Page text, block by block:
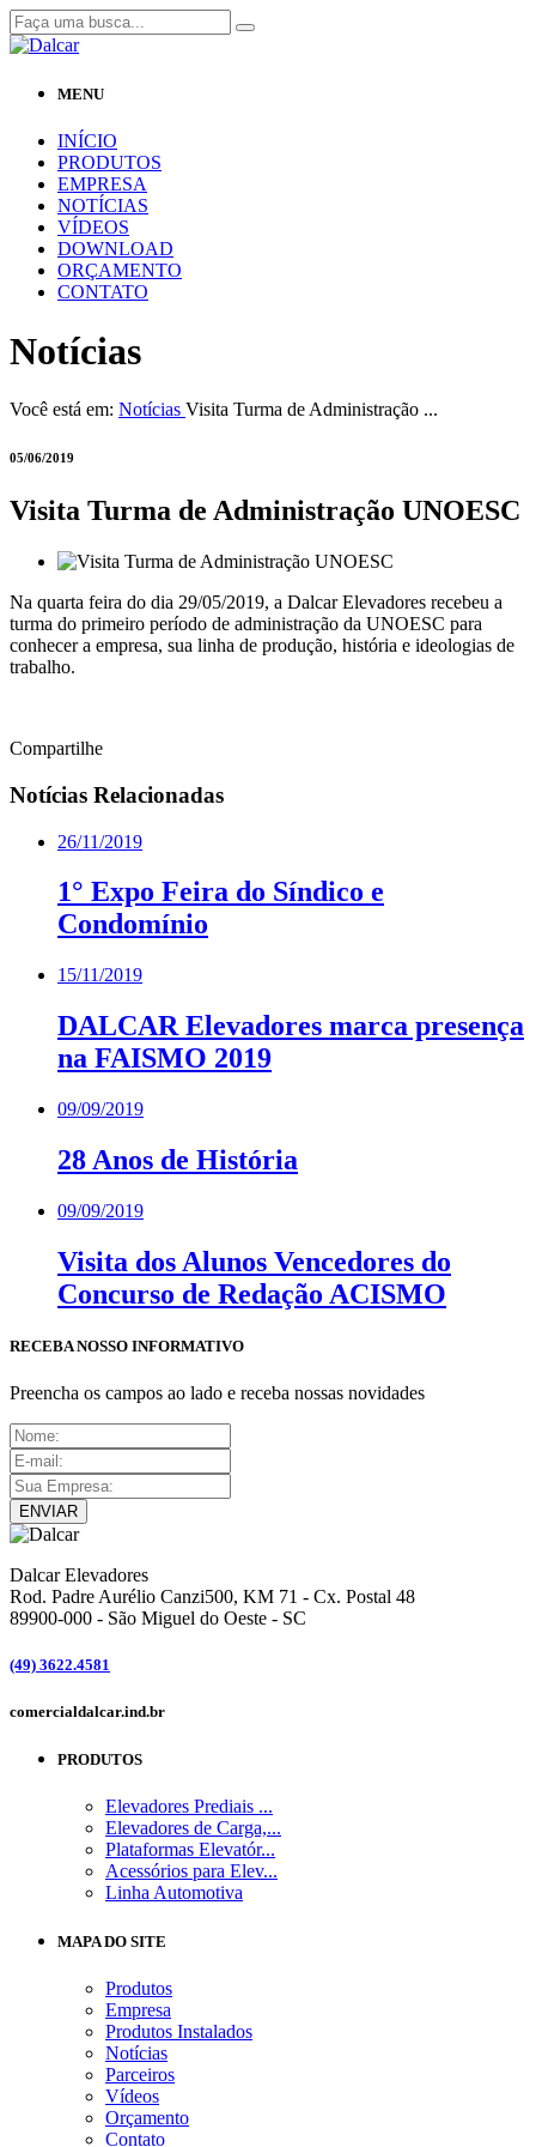
MENU
INÍCIO
PRODUTOS
EMPRESA
NOTÍCIAS
VÍDEOS
DOWNLOAD
ORÇAMENTO
CONTATO
Notícias
Você está em: Notícias Visita Turma de Administração ...
05/06/2019
Visita Turma de Administração UNOESC
Na quarta feira do dia 29/05/2019, a Dalcar Elevadores recebeu a
turma do primeiro período de administração da UNOESC para
conhecer a empresa, sua linha de produção, história e ideologias de
trabalho.
Compartilhe
Notícias Relacionadas
26/11/2019
1° Expo Feira do Síndico e
Condomínio
15/11/2019
DALCAR Elevadores marca presença
na FAISMO 2019
09/09/2019
28 Anos de História
09/09/2019
Visita dos Alunos Vencedores do
Concurso de Redação ACISMO
RECEBA NOSSO INFORMATIVO
Preencha os campos ao lado e receba nossas novidades
ENVIAR
Dalcar Elevadores
Rod. Padre Aurélio Canzi500, KM 71 - Cx. Postal 48
89900-000 - São Miguel do Oeste - SC
(49) 3622.4581
comercialdalcar.ind.br
PRODUTOS
Elevadores Prediais ...
Elevadores de Carga,...
Plataformas Elevatór...
Acessórios para Elev...
Linha Automotiva
MAPA DO SITE
Produtos
Empresa
Produtos Instalados
Notícias
Parceiros
Vídeos
Orçamento
Contato